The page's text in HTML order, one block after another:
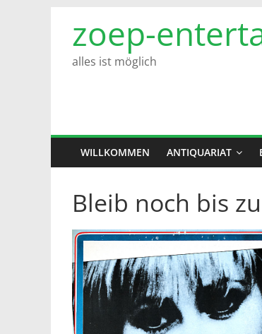
Inhalt
springen
zoep-
alles ist möglich
WILLKOMMEN ANTIQUARIAT
Bleib noch bis